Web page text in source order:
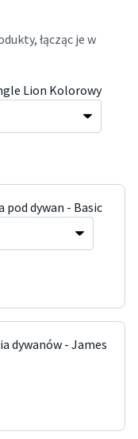
łącząc je w
Lion Kolorowy
dywan - Basic
dywanów - James